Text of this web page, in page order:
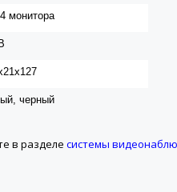
монитора
черный
в разделе системы